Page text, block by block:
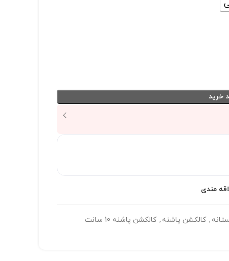
خرید
مندی
, کالکشن پاشنه , کالکشن پاشنه 10 سانت